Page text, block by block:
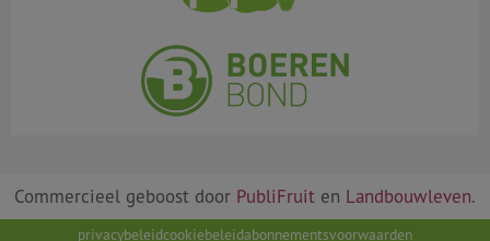
Commercieel geboost door PubliFruit en Landbouwleven.
privacybeleidcookiebeleidabonnementsvoorwaarden